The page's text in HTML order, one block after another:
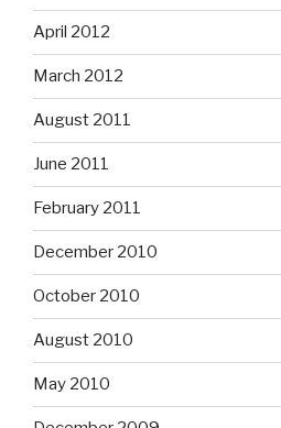
April 2012
March 2012
August 2011
June 2011
February 2011
December 2010
October 2010
August 2010
May 2010